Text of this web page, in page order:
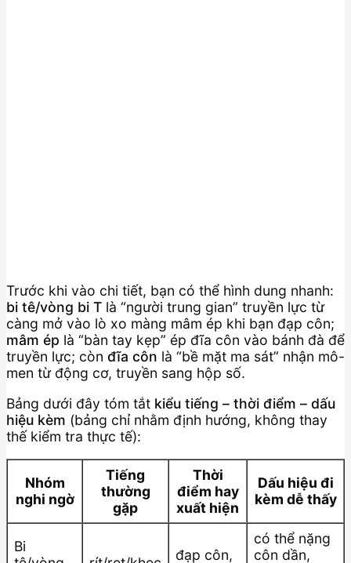
Trước khi vào chi tiết, bạn có thể hình dung nhanh:
bi tê/vòng bi T là “người trung gian” truyền lực từ
càng mở vào lò xo màng mâm ép khi bạn đạp côn;
mâm ép là “bàn tay kẹp” ép đĩa côn vào bánh đà để
truyền lực; còn đĩa côn là “bề mặt ma sát” nhận mô-
men từ động cơ, truyền sang hộp số.
Bảng dưới đây tóm tắt kiểu tiếng – thời điểm – dấu
hiệu kèm (bảng chỉ nhằm định hướng, không thay
thế kiểm tra thực tế):
Nhóm
nghi ngờ
Tiếng
thường
gặp
Thời
điểm hay
xuất hiện
Dấu hiệu đi
kèm dễ thấy
Bi
đạp côn,
có thể nặng
côn dần,